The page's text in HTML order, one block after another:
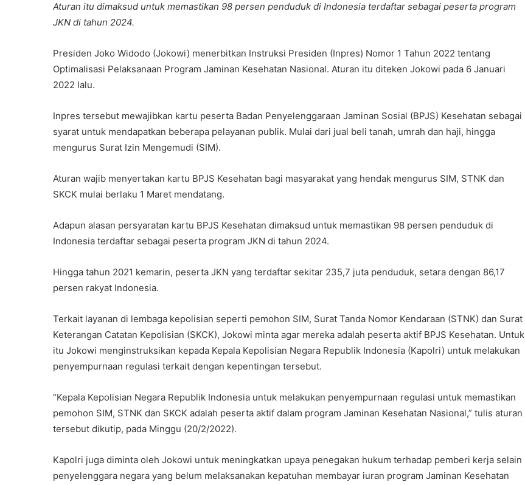
Aturan itu dimaksud untuk memastikan 98 persen penduduk di Indonesia terdaftar sebagai peserta program
JKN di tahun 2024.
Presiden Joko Widodo (Jokowi) menerbitkan Instruksi Presiden (Inpres) Nomor 1 Tahun 2022 tentang
Optimalisasi Pelaksanaan Program Jaminan Kesehatan Nasional. Aturan itu diteken Jokowi pada 6 Januari
2022 lalu.
Inpres tersebut mewajibkan kartu peserta Badan Penyelenggaraan Jaminan Sosial (BPJS) Kesehatan sebagai
syarat untuk mendapatkan beberapa pelayanan publik. Mulai dari jual beli tanah, umrah dan haji, hingga
mengurus Surat Izin Mengemudi (SIM).
Aturan wajib menyertakan kartu BPJS Kesehatan bagi masyarakat yang hendak mengurus SIM, STNK dan
SKCK mulai berlaku 1 Maret mendatang.
Adapun alasan persyaratan kartu BPJS Kesehatan dimaksud untuk memastikan 98 persen penduduk di
Indonesia terdaftar sebagai peserta program JKN di tahun 2024.
Hingga tahun 2021 kemarin, peserta JKN yang terdaftar sekitar 235,7 juta penduduk, setara dengan 86,17
persen rakyat Indonesia.
Terkait layanan di lembaga kepolisian seperti pemohon SIM, Surat Tanda Nomor Kendaraan (STNK) dan Surat
Keterangan Catatan Kepolisian (SKCK), Jokowi minta agar mereka adalah peserta aktif BPJS Kesehatan. Untuk
itu Jokowi menginstruksikan kepada Kepala Kepolisian Negara Republik Indonesia (Kapolri) untuk melakukan
penyempurnaan regulasi terkait dengan kepentingan tersebut.
“Kepala Kepolisian Negara Republik Indonesia untuk melakukan penyempurnaan regulasi untuk memastikan
pemohon SIM, STNK dan SKCK adalah peserta aktif dalam program Jaminan Kesehatan Nasional,” tulis aturan
tersebut dikutip, pada Minggu (20/2/2022).
Kapolri juga diminta oleh Jokowi untuk meningkatkan upaya penegakan hukum terhadap pemberi kerja selain
penyelenggara negara yang belum melaksanakan kepatuhan membayar iuran program Jaminan Kesehatan